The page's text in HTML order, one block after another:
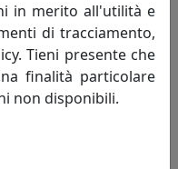
ORFEO, COD.
in merito all'utilità e
di tracciamento,
Tieni presente che
finalità particolare
non disponibili.